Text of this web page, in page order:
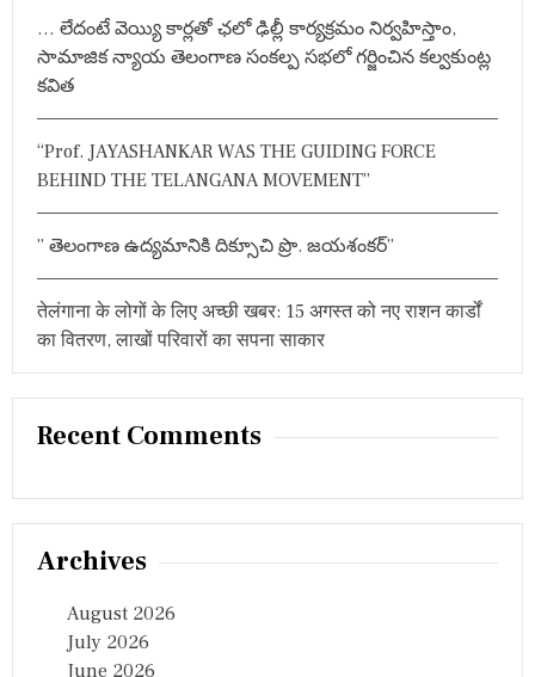
… లేదంటే వెయ్యి కార్లతో ఛలో ఢిల్లీ కార్యక్రమం నిర్వహిస్తాం,
సామాజిక న్యాయ తెలంగాణ సంకల్ప సభలో గర్జించిన కల్వకుంట్ల
కవిత
“Prof. JAYASHANKAR WAS THE GUIDING FORCE
BEHIND THE TELANGANA MOVEMENT”
” తెలంగాణ ఉద్యమానికి దిక్సూచి ప్రొ. జయశంకర్”
तेलंगाना के लोगों के लिए अच्छी खबर: 15 अगस्त को नए राशन कार्डों
का वितरण, लाखों परिवारों का सपना साकार
Recent Comments
Archives
August 2026
July 2026
June 2026